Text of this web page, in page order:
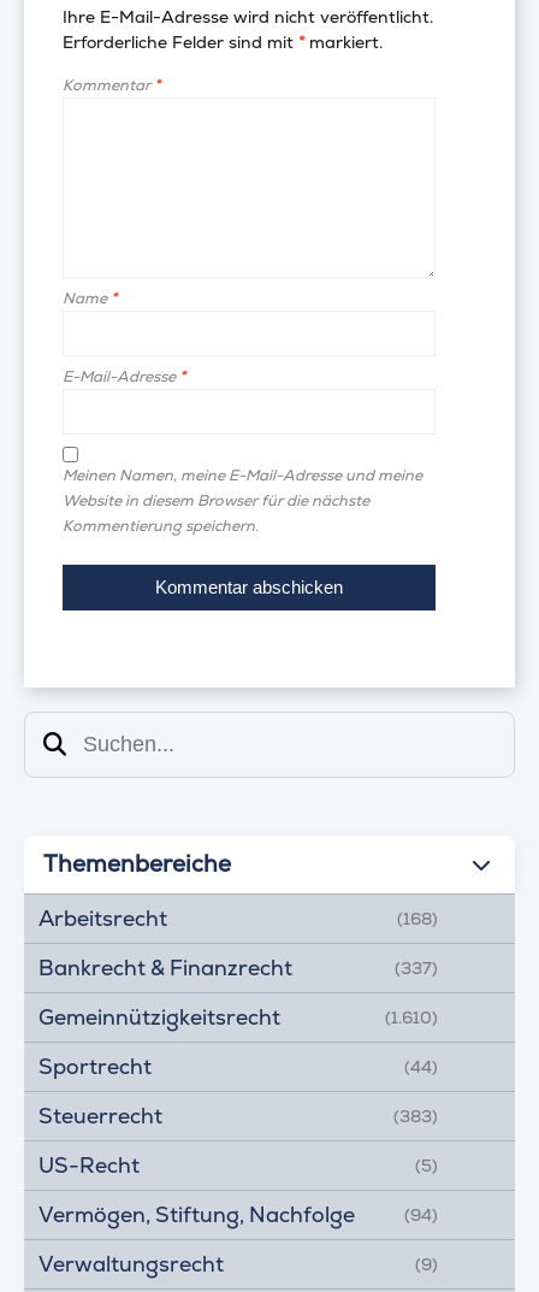
Ihre E-Mail-Adresse wird nicht veröffentlicht.
Erforderliche Felder sind mit *markiert.
Kommentar*
Name *
E-Mail-Adresse *
Meinen Namen, meine E-Mail-Adresse und meine
Website in diesem Browser für die nächste
Kommentierung speichern.
Suchen
Themenbereiche
Arbeitsrecht (168)
Bankrecht & Finanzrecht (337)
Gemeinnützigkeitsrecht (1.610)
Sportrecht (44)
Steuerrecht (383)
US-Recht (5)
Vermögen, Stiftung, Nachfolge (94)
Verwaltungsrecht (9)